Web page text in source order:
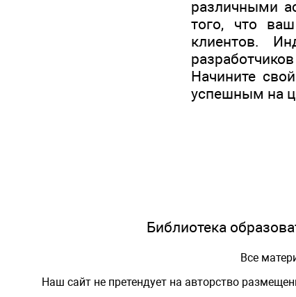
различными
того, что
клиентов.
Начините
успешным на
Библиотека
Все
Наш сайт не претендует на авторство